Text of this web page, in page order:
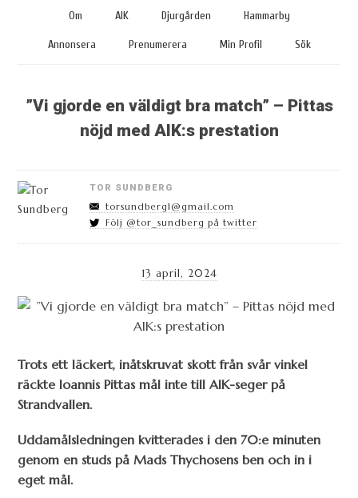
Om AIK Djurgården Hammarby
Annonsera Prenumerera Min Profil Sök
”Vi gjorde en väldigt bra match” – Pittas
nöjd med AIK:s prestation
TOR SUNDBERG
torsundberg1@gmail.com
Följ @tor_sundberg på twitter
13 april, 2024
Trots ett läckert, inåtskruvat skott från svår vinkel
räckte Ioannis Pittas mål inte till AIK-seger på
Strandvallen.
Uddamålsledningen kvitterades i den 70:e minuten
genom en studs på Mads Thychosens ben och in i
eget mål.